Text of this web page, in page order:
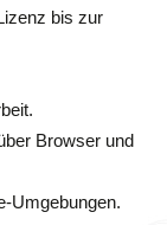
bis zur
Browser und
Umgebungen.